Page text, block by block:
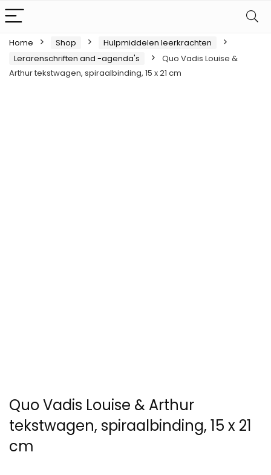
Home Shop
Hulpmiddelen leerkrachten
Lerarenschriften and -agenda's
Quo Vadis Louise &
Arthur tekstwagen, spiraalbinding, 15 x 21 cm
Quo Vadis Louise & Arthur
tekstwagen, spiraalbinding, 15 x 21
cm